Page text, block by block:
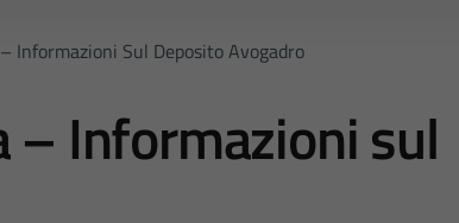
Informazioni Sul Deposito Avogadro
– Informazioni sul